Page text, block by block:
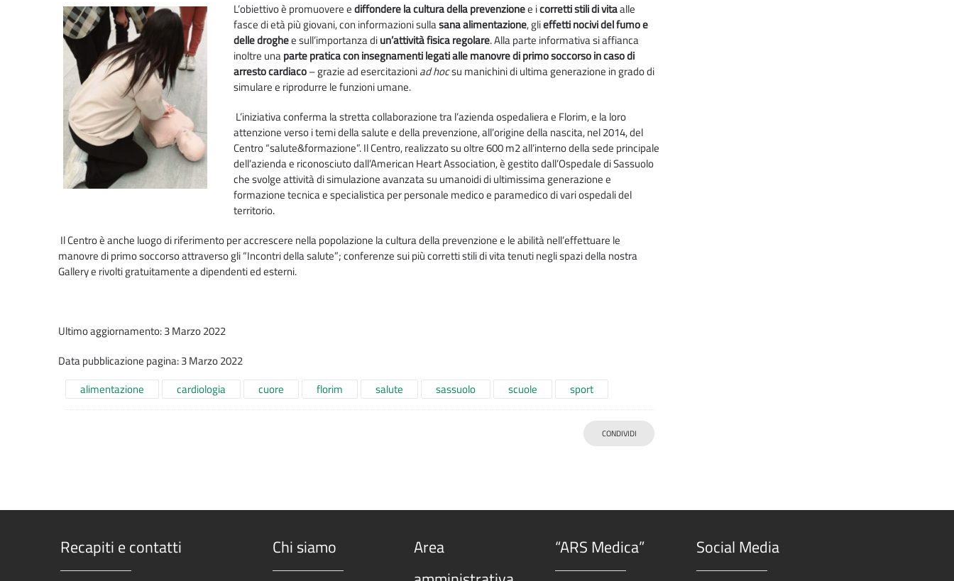
L’obiettivo è promuovere ediffondere la cultura della prevenzionee icorretti stili di vitaalle
fasce di età più giovani, con informazioni sullasana alimentazione, glieffetti nocivi del fumo e
delle droghee sull’importanza diun’attività fisica regolare. Alla parte informativa si affianca
inoltre unaparte pratica con insegnamenti legati alle manovre di primo soccorso in caso di
arresto cardiaco– grazie ad esercitazioniad hocsu manichini di ultima generazione in grado di
simulare e riprodurre le funzioni umane.
L’iniziativa conferma la stretta collaborazione tra l’azienda ospedaliera e Florim, e la loro
attenzione verso i temi della salute e della prevenzione, all’origine della nascita, nel 2014, del
Centro “salute&formazione”. Il Centro, realizzato su oltre 600 m2 all’interno della sede principale
dell’azienda e riconosciuto dall’American Heart Association, è gestito dall’Ospedale di Sassuolo
che svolge attività di simulazione avanzata su umanoidi di ultimissima generazione e
formazione tecnica e specialistica per personale medico e paramedico di vari ospedali del
territorio.
Il Centro è anche luogo di riferimento per accrescere nella popolazione la cultura della prevenzione e le abilità nell’effettuare le
manovre di primo soccorso attraverso gli “Incontri della salute”; conferenze sui più corretti stili di vita tenuti negli spazi della nostra
Gallery e rivolti gratuitamente a dipendenti ed esterni.
Ultimo aggiornamento: 3 Marzo 2022
Data pubblicazione pagina: 3 Marzo 2022
alimentazione
cardiologia cuore florim salute sassuolo scuole sport
CONDIVIDI
Recapiti e contatti Chi siamo
Area
“ARS Medica” Social Media